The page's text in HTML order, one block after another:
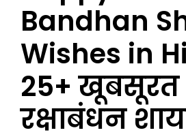
Bandhan
Wishes in
25+ खूबसूरत
रक्षाबंधन